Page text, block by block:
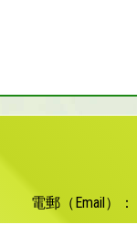
電郵（Email）：